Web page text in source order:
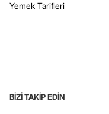
Yemek Tarifleri
BİZİ TAKİP EDİN